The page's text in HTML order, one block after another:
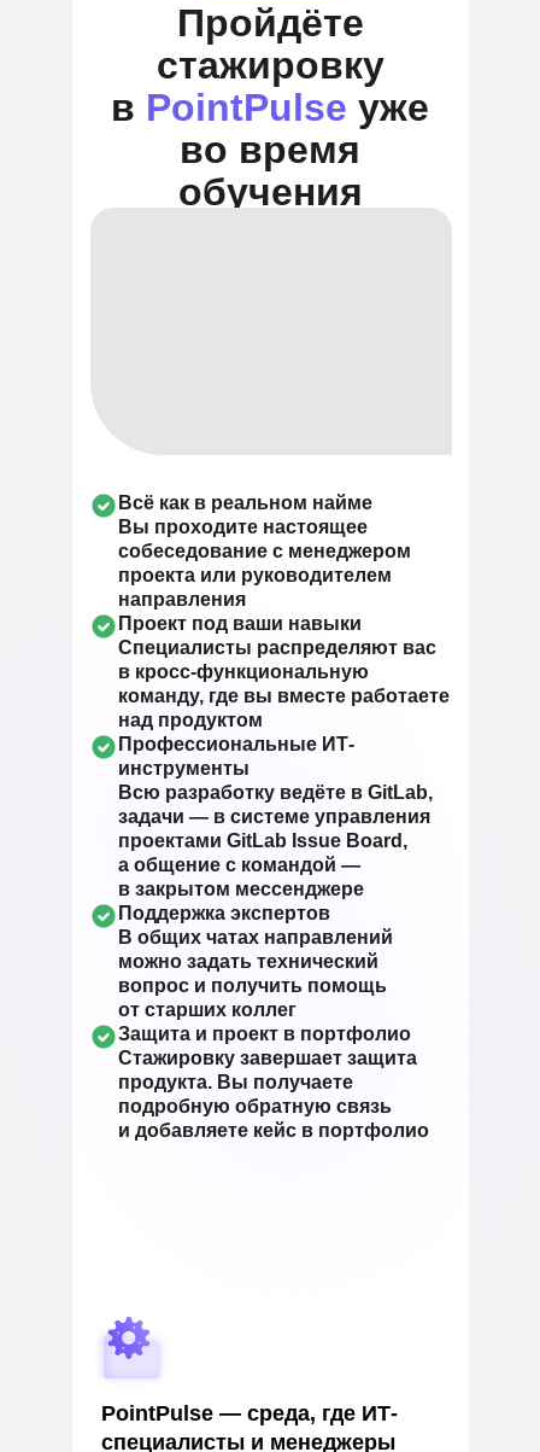
Пройдёте
стажировку
в PointPulse уже
во время
обучения
PointPulse — среда, где ИТ-
специалисты и менеджеры
Всё как в реальном найме
Вы проходите настоящее
собеседование с менеджером
проекта или руководителем
направления
Проект под ваши навыки
Специалисты распределяют вас
в кросс-функциональную
команду, где вы вместе работаете
над продуктом
Профессиональные ИТ-
инструменты
Всю разработку ведёте в GitLab,
задачи — в системе управления
проектами GitLab Issue Board,
а общение с командой —
в закрытом мессенджере
Поддержка экспертов
В общих чатах направлений
можно задать технический
вопрос и получить помощь
от старших коллег
Защита и проект в портфолио
Стажировку завершает защита
продукта. Вы получаете
подробную обратную связь
и добавляете кейс в портфолио